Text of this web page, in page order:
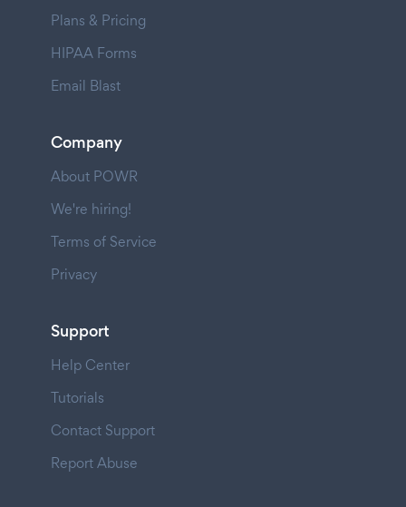
Plans & Pricing
HIPAA Forms
Email Blast
Company
About POWR
We're hiring!
Terms of Service
Privacy
Support
Help Center
Tutorials
Contact Support
Report Abuse